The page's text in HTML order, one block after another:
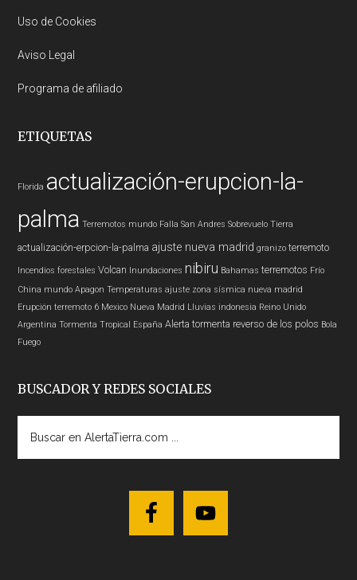
Uso de Cookies
Aviso Legal
Programa de afiliado
ETIQUETAS
Florida actualización-erupcion-la-
palma Terremotos mundo Falla San Andres Sobrevuelo Tierra
actualización-erpcion-la-palma ajuste nueva madrid granizo terremoto
Incendios forestales Volcan Inundaciones nibiru Bahamas terremotos Frío
China mundo Apagon Temperaturas ajuste zona sísmica nueva madrid
Erupción terremoto 6 Mexico Nueva Madrid Lluvias indonesia Reino Unido
Argentina Tormenta Tropical España Alerta tormenta reverso de los polos Bola
Fuego
BUSCADOR Y REDES SOCIALES
AlertaTierra.com